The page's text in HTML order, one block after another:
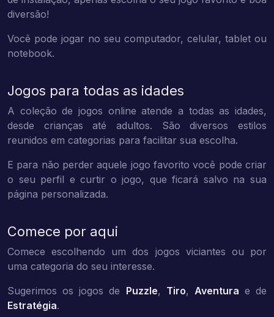
diversão!
Você pode jogar no seu computador, celular, tablet ou
notebook.
Jogos para todas as idades
A coleção de jogos online atende a todas as idades,
desde crianças até adultos. São diversos estilos
reunidos em categorias para facilitar sua escolha.
E para não perder aquele jogo favorito você pode criar
o seu perfil e curtir o jogo, que ficará salvo na sua
página personalizada.
Comece por aqui
Comece escolhendo um dos jogos viciantes ou por
uma categoria do seu interesse.
Sugerimos os jogos de Puzzle, Tiro, Aventura e de
Estratégia.